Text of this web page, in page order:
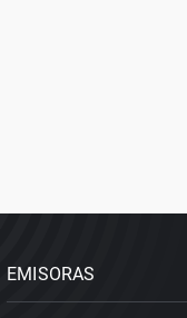
EMISORAS